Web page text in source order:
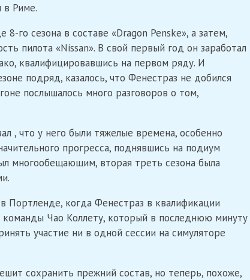
в Риме.
го сезона в составе «Dragon Penske», а затем,
пилота «Nissan». В свой первый год он заработал
квалифицировавшись на первом ряду. И
подряд, казалось, что Фенестраз не добился
послышалось много разговоров о том,
, что у него были тяжелые времена, особенно
прогресса, поднявшись на подиум
многообещающим, вторая треть сезона была
Портленде, когда Фенестраз в квалификации
Чао Коллету, который в последнюю минуту
участие ни в одной сессии на симуляторе
сохранить прежний состав, но теперь, похоже,